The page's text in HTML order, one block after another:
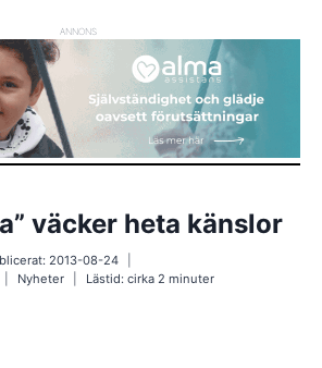
ANNONS
väcker heta känslor
2013-08-24
Nyheter Lästid: cirka2minuter